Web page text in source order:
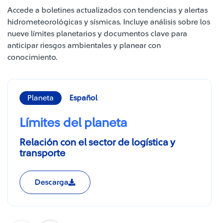
Accede a boletines actualizados con tendencias y alertas
hidrometeorológicas y sísmicas. Incluye análisis sobre los
nueve límites planetarios y documentos clave para
anticipar riesgos ambientales y planear con
conocimiento.
Planeta Español
Límites del planeta
Relación con el sector de logística y
transporte
Descarga